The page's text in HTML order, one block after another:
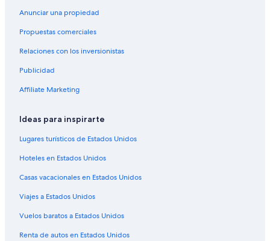
Hoteles cerca de Estación de metro de McClintock D -
Hoteles que aceptan mascotas en Mesa Grande
Apache
Hoteles en Zona histórica de Escobedo
Hoteles de La Quinta Inn & Suites en Mesa Madrid
Hoteles de MOXY en Mesa Madrid
Hoteles en New Papago Parkway
Anunciar una propiedad
Propuestas comerciales
Relaciones con los inversionistas
Publicidad
Affiliate Marketing
Ideas para inspirarte
Lugares turísticos de Estados Unidos
Hoteles en Estados Unidos
Casas vacacionales en Estados Unidos
Viajes a Estados Unidos
Vuelos baratos a Estados Unidos
Renta de autos en Estados Unidos